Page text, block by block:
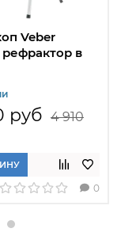
Veber
в
руб 4 910
0